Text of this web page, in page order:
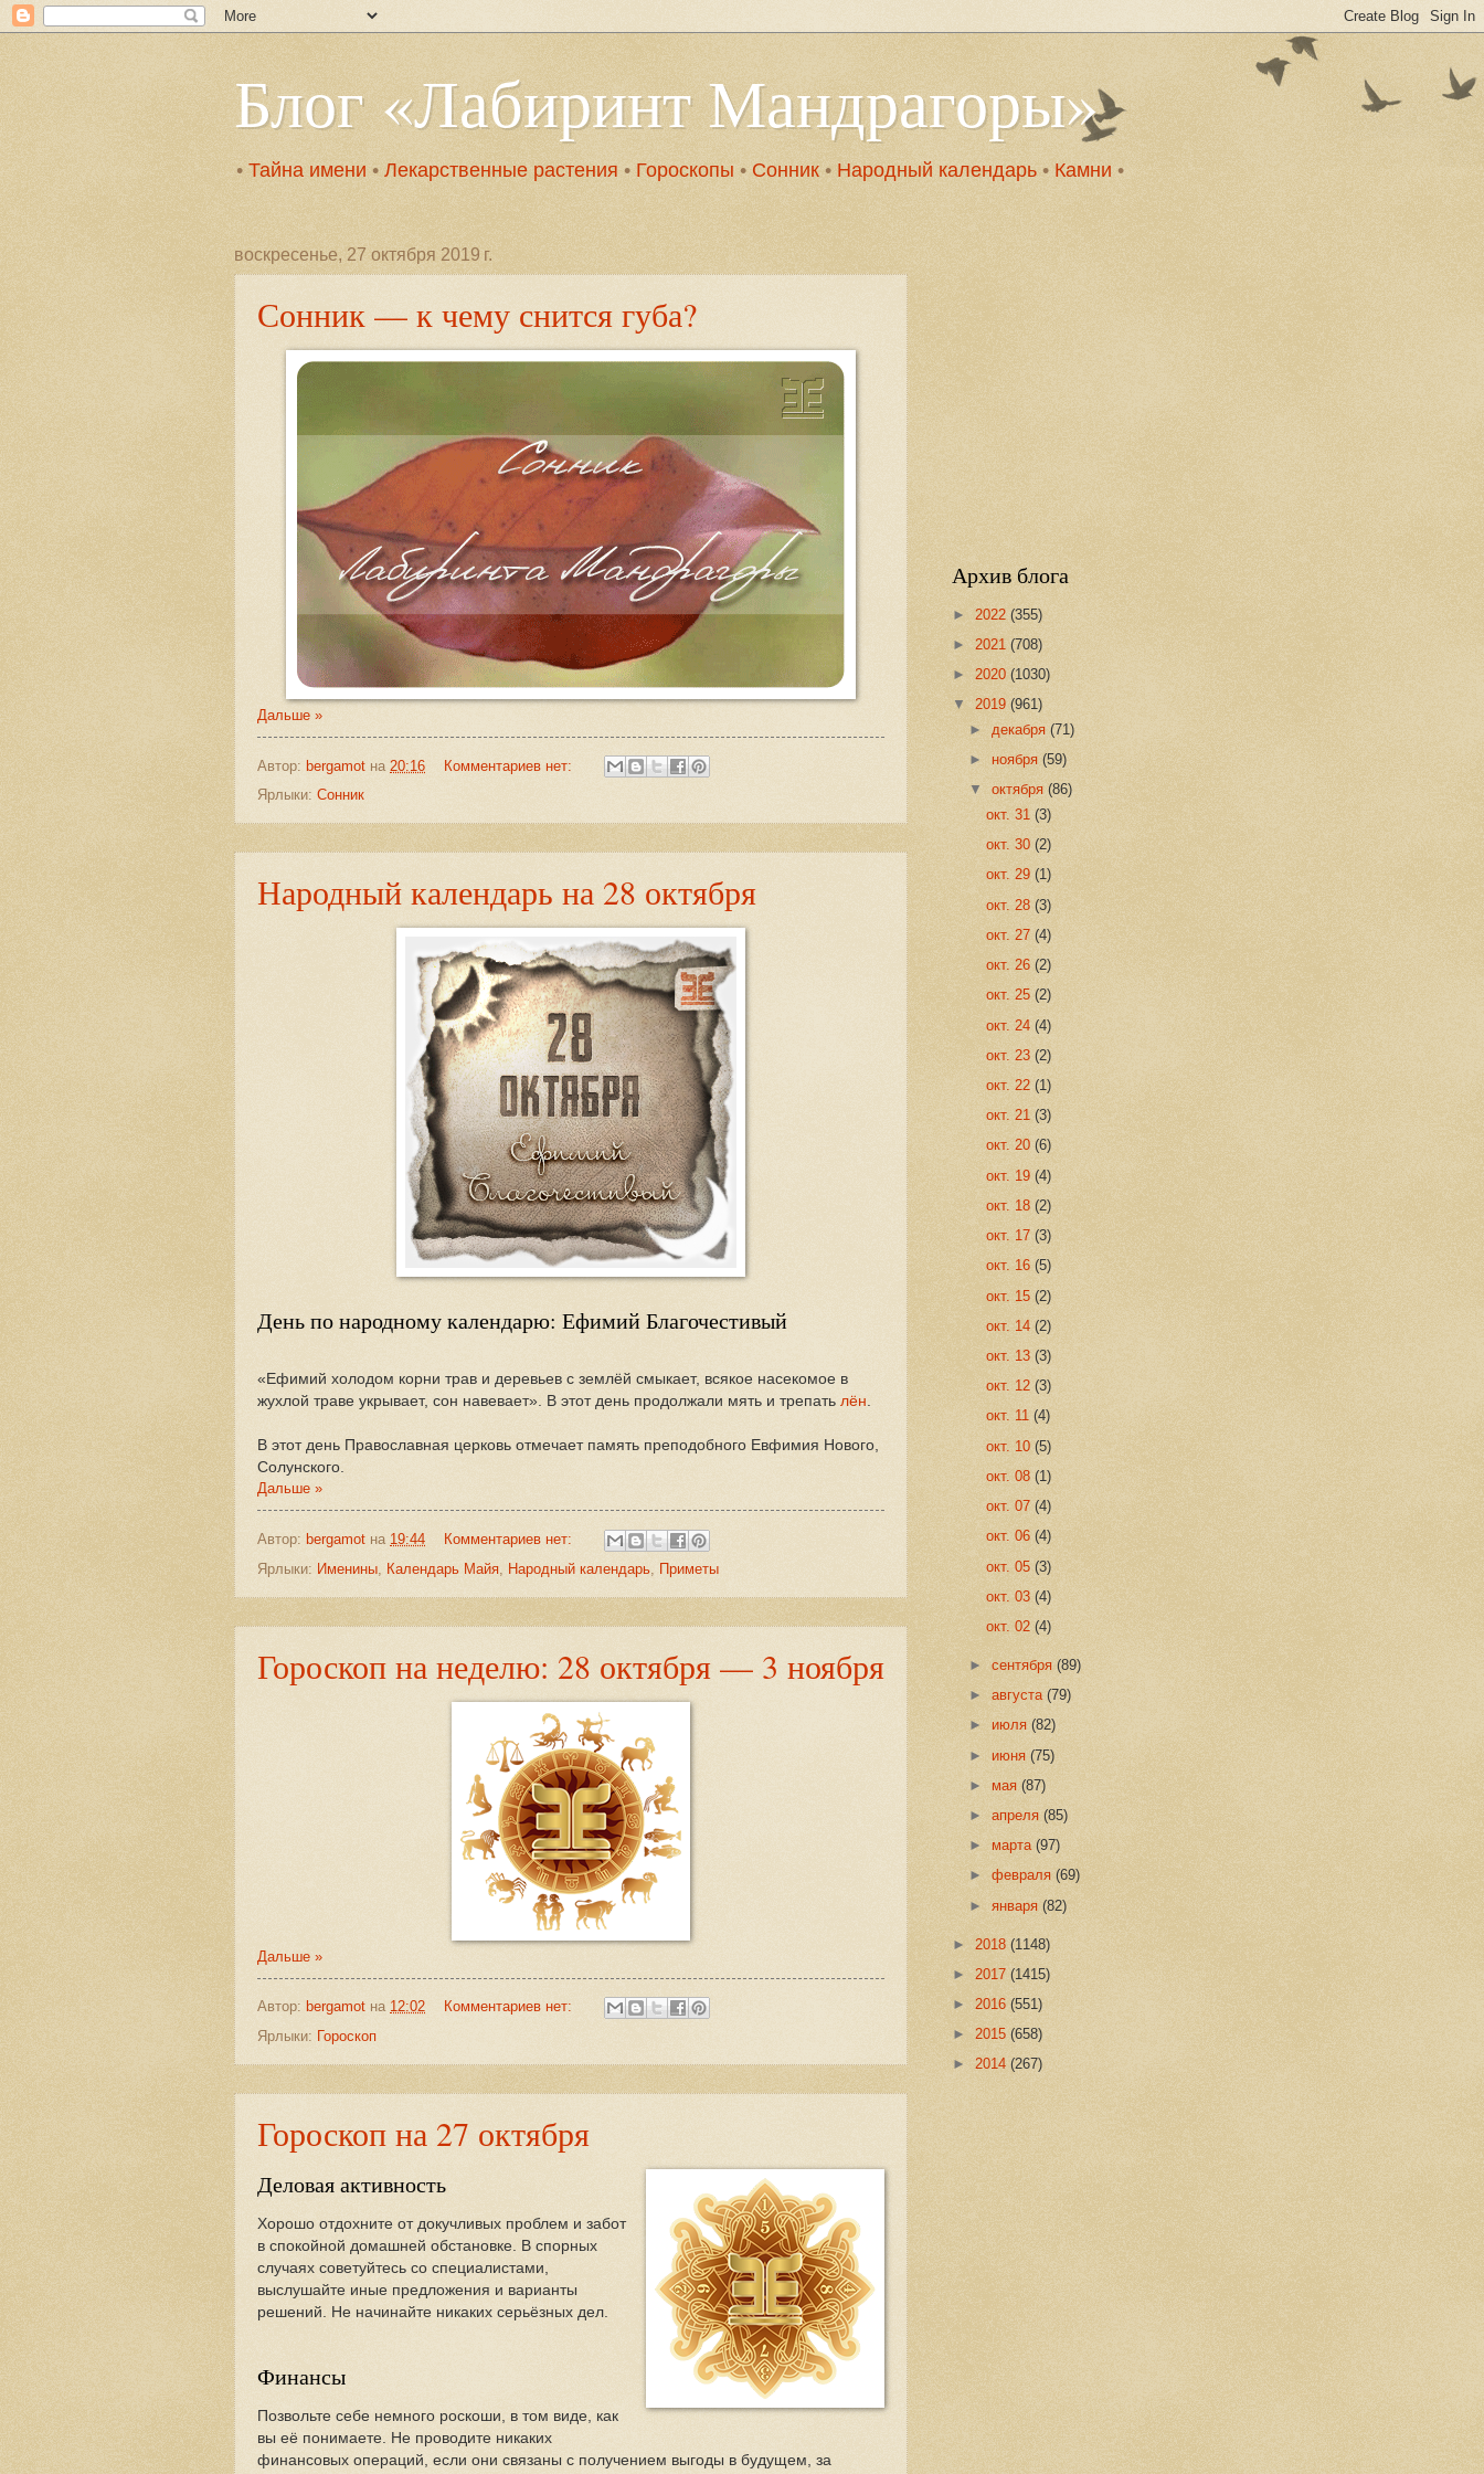
Блог «Лабиринт Мандрагоры»
• Тайна имени • Лекарственные растения • Гороскопы • Сонник • Народный календарь • Камни •
воскресенье, 27 октября 2019 г.
Сонник — к чему снится губа?
Дальше »
Автор: bergamot на 20:16
Комментариев нет:
Ярлыки: Сонник
Народный календарь на 28 октября
День по народному календарю: Ефимий Благочестивый
«Ефимий холодом корни трав и деревьев с землёй смыкает, всякое насекомое в
жухлой траве укрывает, сон навевает». В этот день продолжали мять и трепать лён.
В этот день Православная церковь отмечает память преподобного Евфимия Нового,
Солунского.
Дальше »
Автор: bergamot на 19:44
Комментариев нет:
Ярлыки: Именины Календарь Майя Народный календарь Приметы
Гороскоп на неделю: 28 октября — 3 ноября
Дальше »
Автор: bergamot на 12:02
Комментариев нет:
Ярлыки: Гороскоп
Гороскоп на 27 октября
Деловая активность
Хорошо отдохните от докучливых проблем и забот
в спокойной домашней обстановке. В спорных
случаях советуйтесь со специалистами,
выслушайте иные предложения и варианты
решений. Не начинайте никаких серьёзных дел.
Финансы
Позвольте себе немного роскоши, в том виде, как
вы её понимаете. Не проводите никаких
финансовых операций, если они связаны с получением выгоды в будущем, за
Архив блога
► 2022 (355)
► 2021 (708)
► 2020 (1030)
▼ 2019 (961)
► декабря(71)
►ноября(59)
▼октября(86)
окт. 31 (3)
окт. 30 (2)
окт. 29 (1)
окт. 28 (3)
окт. 27 (4)
окт. 26 (2)
окт. 25 (2)
окт. 24 (4)
окт. 23 (2)
окт. 22 (1)
окт. 21 (3)
окт. 20 (6)
окт. 19 (4)
окт. 18 (2)
окт. 17 (3)
окт. 16 (5)
окт. 15 (2)
окт. 14 (2)
окт. 13 (3)
окт. 12 (3)
окт. 11 (4)
окт. 10 (5)
окт. 08 (1)
окт. 07 (4)
окт. 06 (4)
окт. 05 (3)
окт. 03 (4)
окт. 02 (4)
►сентября(89)
►августа(79)
►июля(82)
►июня(75)
►мая(87)
►апреля(85)
►марта(97)
►февраля(69)
►января(82)
► 2018 (1148)
► 2017 (1415)
► 2016 (551)
► 2015 (658)
► 2014 (267)